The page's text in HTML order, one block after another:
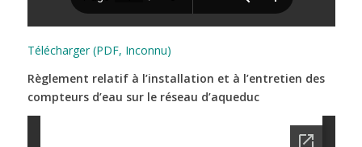
Télécharger (PDF, Inconnu)
Règlement relatif à l’installation et à l’entretien des
compteurs d’eau sur le réseau d’aqueduc